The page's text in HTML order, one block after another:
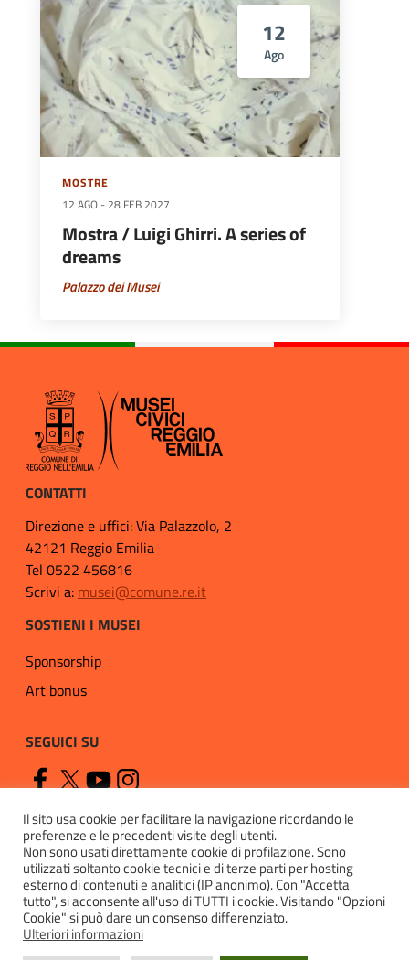
12
Ago
MOSTRE
12 AGO -28 FEB 2027
Mostra / Luigi Ghirri. A series of
dreams
Palazzo dei Musei
CONTATTI
Direzione e uffici: Via Palazzolo, 2
42121 Reggio Emilia
Tel 0522 456816
Scrivi a: musei@comune.re.it
SOSTIENI I MUSEI
Sponsorship
Art bonus
SEGUICI SU
Privacy
Cookie policy
Il sito usa cookie per facilitare la navigazione ricordando le
preferenze e le precedenti visite degli utenti.
Non sono usati direttamente cookie di profilazione. Sono
utilizzati soltanto cookie tecnici e di terze parti per hosting
esterno di contenuti e analitici (IP anonimo). Con "Accetta
tutto", si acconsente all'uso di TUTTI i cookie. Visitando "Opzioni
Cookie" si può dare un consenso differenziato.
Ulteriori informazioni